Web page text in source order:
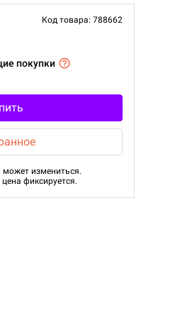
Код товара: 788662
покупки
может измениться.
фиксируется.